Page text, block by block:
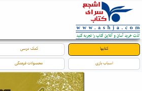
کتابها کمک درسی
اسباب بازی محصولات فرهنگی